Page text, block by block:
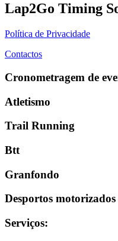
Lap2Go Timing
Política de Privacidade
Contactos
Cronometragem de
Atletismo
Trail Running
Btt
Granfondo
Desportos motorizados
Serviços: